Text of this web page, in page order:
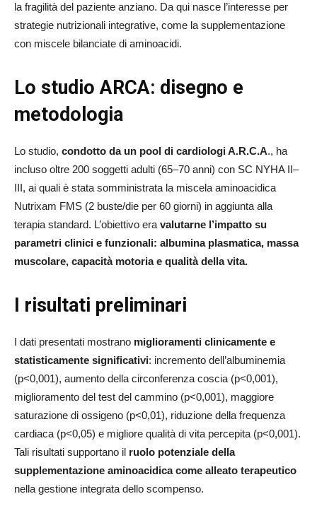
la fragilità del paziente anziano. Da qui nasce l’interesse per
strategie nutrizionali integrative, come la supplementazione
con miscele bilanciate di aminoacidi.
Lo studio ARCA: disegno e
metodologia
Lo studio, condotto da un pool di cardiologi A.R.C.A., ha
incluso oltre 200 soggetti adulti (65–70 anni) con SC NYHA II–
III, ai quali è stata somministrata la miscela aminoacidica
Nutrixam FMS (2 buste/die per 60 giorni) in aggiunta alla
terapia standard. L’obiettivo era valutarne l’impatto su
parametri clinici e funzionali: albumina plasmatica, massa
muscolare, capacità motoria e qualità della vita.
I risultati preliminari
I dati presentati mostrano miglioramenti clinicamente e
statisticamente significativi: incremento dell’albuminemia
(p<0,001), aumento della circonferenza coscia (p<0,001),
miglioramento del test del cammino (p<0,001), maggiore
saturazione di ossigeno (p<0,01), riduzione della frequenza
cardiaca (p<0,05) e migliore qualità di vita percepita (p<0,001).
Tali risultati supportano il ruolo potenziale della
supplementazione aminoacidica come alleato terapeutico
nella gestione integrata dello scompenso.